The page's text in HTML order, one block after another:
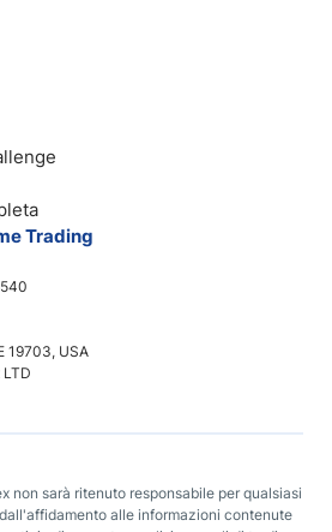
19703, USA
Trading
non sarà ritenuto responsabile per qualsiasi
alle informazioni contenute